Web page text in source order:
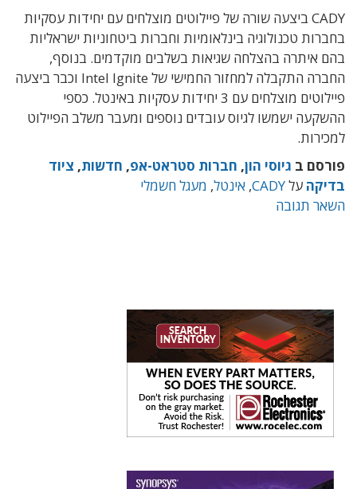
CADY ביצעה שורה של פיילוטים מוצלחים עם יחידות עסקיות
בחברות טכנולוגיה בינלאומיות וחברות ביטחוניות ישראליות
בהם איתרה בהצלחה שגיאות בשלבים מוקדמים. בנוסף,
החברה התקבלה למחזור החמישי של Intel Ignite וכבר ביצעה
פיילוטים מוצלחים עם 3 יחידות עסקיות באינטל. כספי
ההשקעה ישמשו לגיוס עובדים נוספים ומעבר משלב הפיילוט
למכירות.
פורסם ב גיוסי הון, חברות סטראט-אפ, חדשות, ציוד
בדיקה עלCADY
, אינטל, מעגל חשמלי
השאר תגובה